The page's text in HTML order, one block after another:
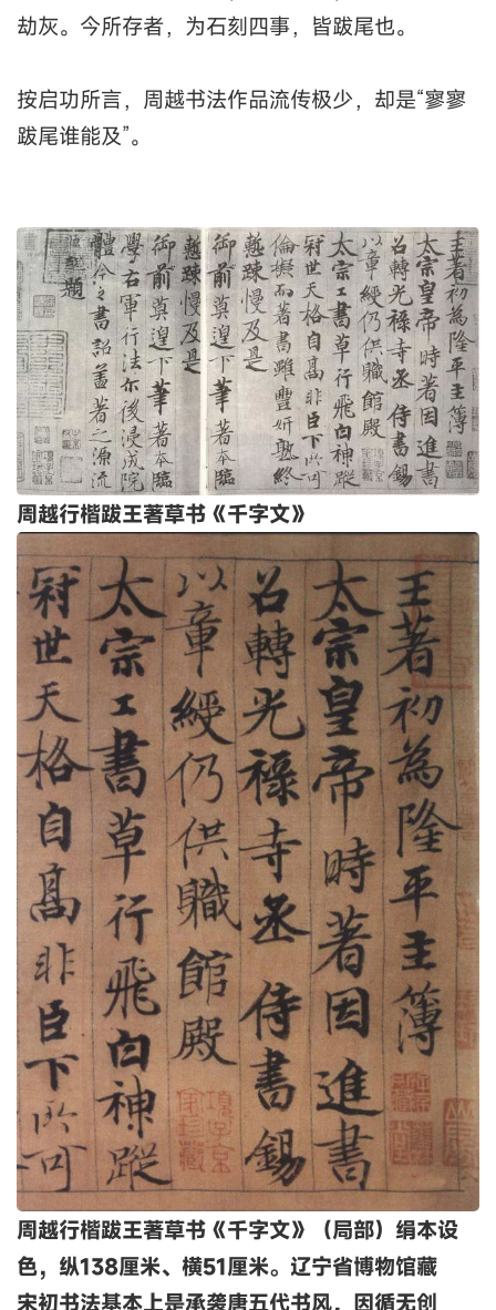
劫灰。今所存者，为石刻四事，皆跋尾也。
按启功所言，周越书法作品流传极少，却是“寥寥
跋尾谁能及”。
周越行楷跋王著草书《千字文》
周越行楷跋王著草书《千字文》（局部）绢本设
色，纵138厘米、横51厘米。辽宁省博物馆藏
宋初书法基本上是承袭唐五代书风，因循无创